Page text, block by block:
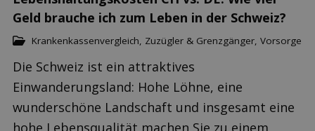
Geld brauche ich zum Leben in der Schweiz?
Krankenkassenvergleich Zuzügler & Grenzgänger Vorsorge
Die Schweiz ist ein attraktives
Einwanderungsland: Hohe Löhne, eine
wunderschöne Landschaft und insgesamt eine
hohe Lebensqualität machen Sie zu einem